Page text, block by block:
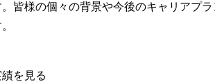
。皆様の個々の背景や今後のキャリアプ
を見る